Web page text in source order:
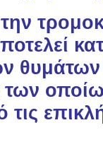
των